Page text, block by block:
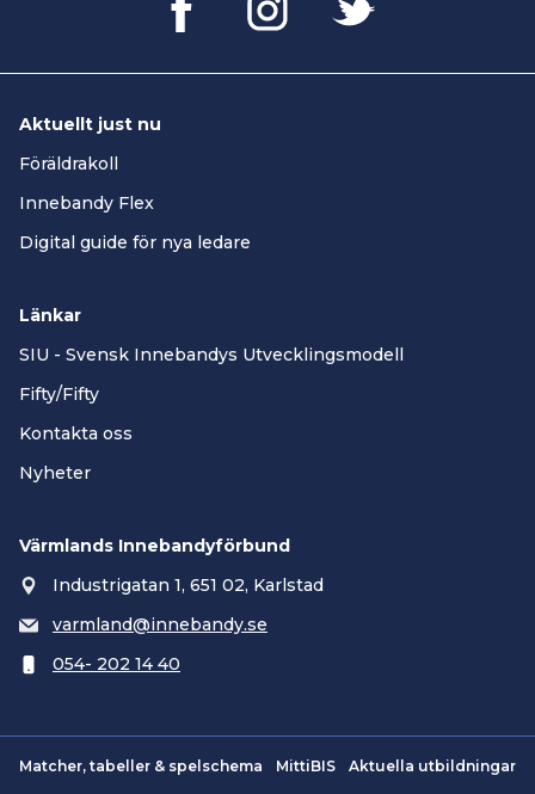
Aktuellt just nu
Föräldrakoll
Innebandy Flex
Digital guide för nya ledare
Länkar
SIU - Svensk Innebandys Utvecklingsmodell
Fifty/Fifty
Kontakta oss
Nyheter
Värmlands Innebandyförbund
Industrigatan 1, 651 02, Karlstad
varmland@innebandy.se
054- 202 14 40
Matcher, tabeller & spelschema MittiBIS Aktuella utbildningar